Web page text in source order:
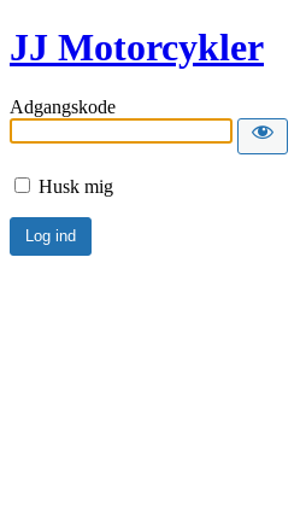
JJ Motorcykler
Adgangskode
Husk mig